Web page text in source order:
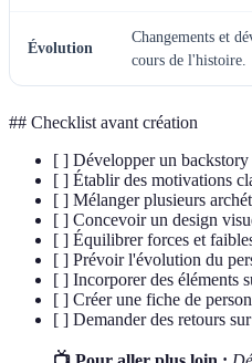
Évolution
Changements et
cours de l'histoire.
## Checklist avant création
[ ] Développer un backstory
[ ] Établir des motivations
[ ] Mélanger plusieurs
[ ] Concevoir un design
[ ] Équilibrer forces et
[ ] Prévoir l'évolution du
[ ] Incorporer des éléments
[ ] Créer une fiche de
[ ] Demander des retours